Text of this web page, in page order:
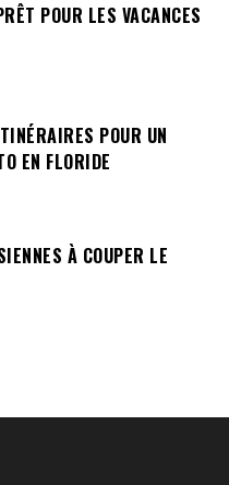
POUR LES VACANCES
POUR UN
EN FLORIDE
À COUPER LE